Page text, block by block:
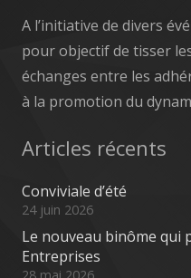
A l’initiative de divers
pour objectif de tisser
échanges entre les
à la promotion du
Articles récents
Conviviale d’été
24 juin 2026
Le nouveau binôme qui
Entreprises